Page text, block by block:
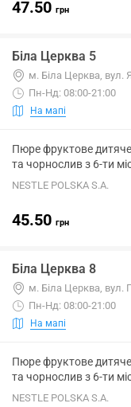
47.50 грн
Біла Церква 5
м. Біла Церква, вул.
Пн-Нд: 08:00-21:00
На мапі
Пюре фруктове дитяче
та чорнослив з 6-ти
NESTLE POLSKA S.A.
45.50 грн
Біла Церква 8
м. Біла Церква, вул.
Пн-Нд: 08:00-21:00
На мапі
Пюре фруктове дитяче
та чорнослив з 6-ти
NESTLE POLSKA S.A.